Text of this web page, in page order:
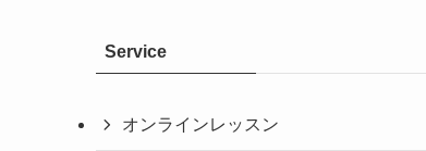
Service
オンラインレッスン